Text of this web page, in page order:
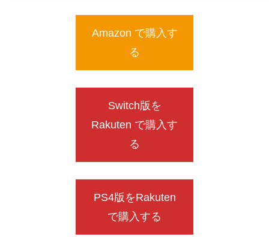
Amazon で購入す
る
Switch版を
Rakuten で購入す
る
PS4版をRakuten
で購入する